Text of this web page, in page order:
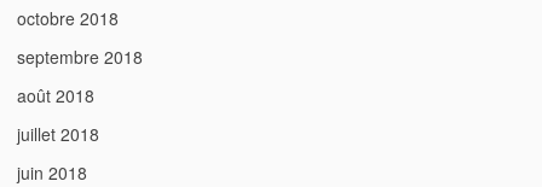
octobre 2018
septembre 2018
août 2018
juillet 2018
juin 2018